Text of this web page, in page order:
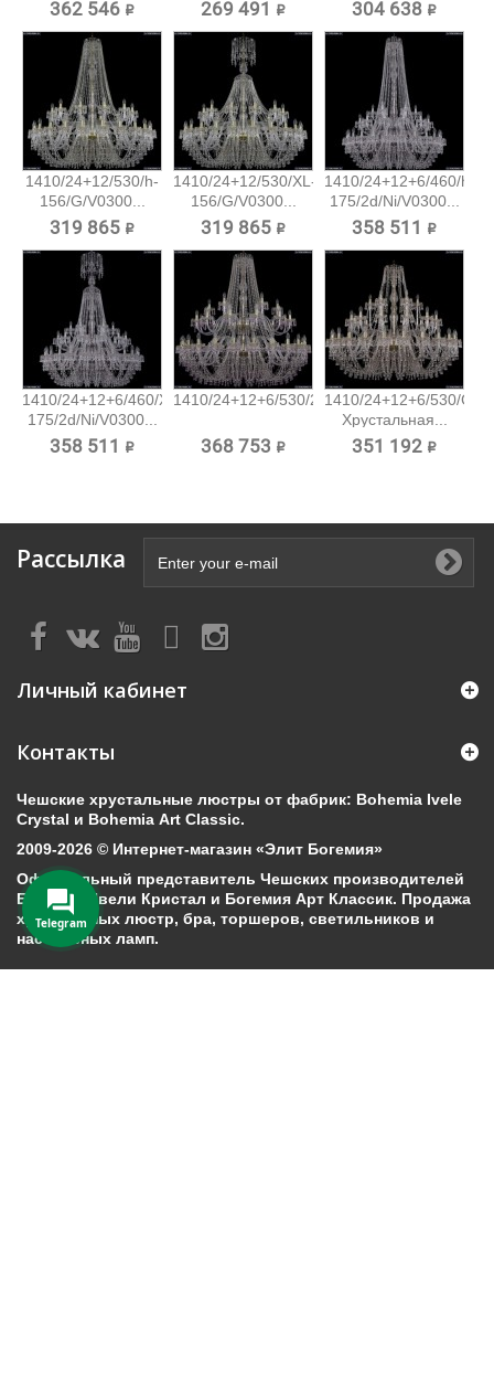
362 546 ₽ 269 491 ₽ 304 638 ₽
1410/24+12/530/h-
156/G/V0300...
319 865 ₽
1410/24+12/530/XL-
156/G/V0300...
319 865 ₽
1410/24+12+6/460/h-
175/2d/Ni/V0300...
358 511 ₽
1410/24+12+6/460/XL-
175/2d/Ni/V0300...
358 511 ₽
1410/24+12+6/530/2d/G/V7010...
368 753 ₽
1410/24+12+6/530/G/
Хрустальная...
351 192 ₽
Рассылка
Личный кабинет
Контакты
Чешские хрустальные люстры от фабрик: Bohemia Ivele
Crystal и Bohemia Art Classic.
2009-2026 © Интернет-магазин «Элит Богемия»
Официальный представитель Чешских производителей
Богемия Ивели Кристал и Богемия Арт Классик. Продажа
хрустальных люстр, бра, торшеров, светильников и
настольных ламп.
Telegram